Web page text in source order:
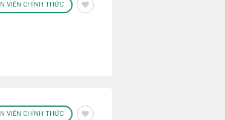
VIÊN CHÍNH THỨC
VIÊN CHÍNH THỨC